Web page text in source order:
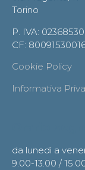
Torino
P. IVA:
CF:
Cookie Policy
Informativa
da lunedì a
9.00-13.00 /